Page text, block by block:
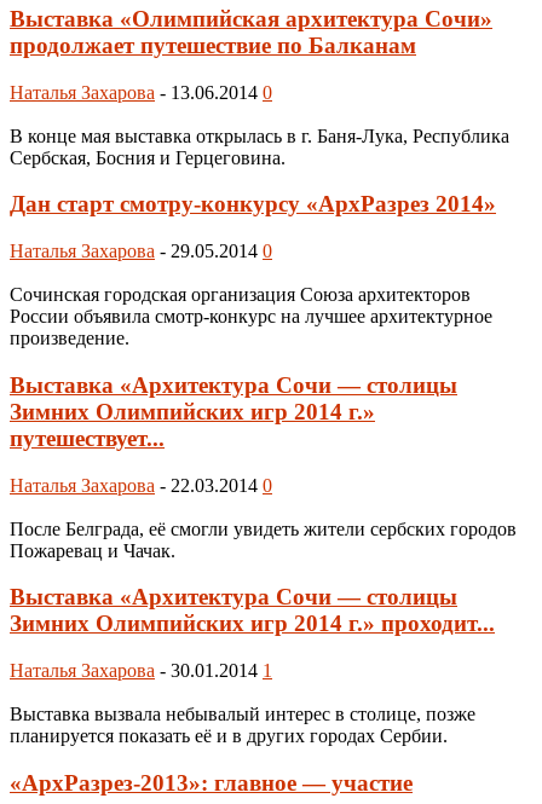
Выставка «Олимпийская архитектура Сочи»
продолжает путешествие по Балканам
Наталья Захарова - 13.06.2014 0
В конце мая выставка открылась в г. Баня-Лука, Республика
Сербская, Босния и Герцеговина.
Дан старт смотру-конкурсу «АрхРазрез 2014»
Наталья Захарова - 29.05.2014 0
Сочинская городская организация Союза архитекторов
России объявила смотр-конкурс на лучшее архитектурное
произведение.
Выставка «Архитектура Сочи — столицы
Зимних Олимпийских игр 2014 г.»
путешествует...
Наталья Захарова - 22.03.2014 0
После Белграда, её смогли увидеть жители сербских городов
Пожаревац и Чачак.
Выставка «Архитектура Сочи — столицы
Зимних Олимпийских игр 2014 г.» проходит...
Наталья Захарова - 30.01.2014 1
Выставка вызвала небывалый интерес в столице, позже
планируется показать её и в других городах Сербии.
«АрхРазрез-2013»: главное — участие